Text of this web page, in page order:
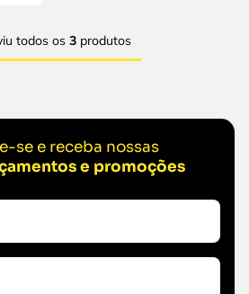
todos os 3 produtos
se e receba nossas
e promoções